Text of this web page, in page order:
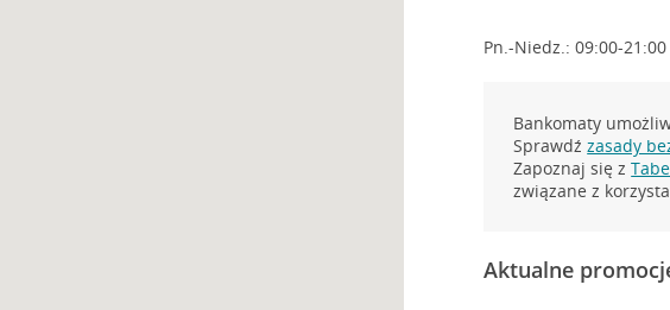
Pn.-Niedz.: 09:00-21:00
Bankomaty
Sprawdźzasady
Zapoznaj się z
związane z
Aktualne